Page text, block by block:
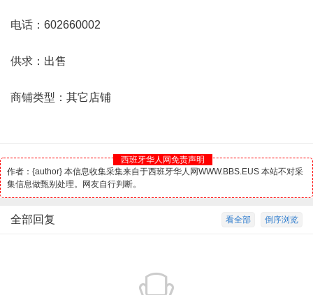
电话：602660002
供求：出售
商铺类型：其它店铺
西班牙华人网免责声明
作者：{author} 本信息收集采集来自于西班牙华人网WWW.BBS.EUS 本站不对采
集信息做甄别处理。网友自行判断。
倒序浏览
看全部
全部回复